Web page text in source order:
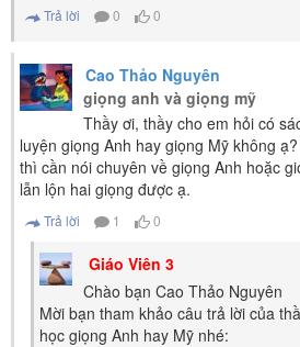
Trả lời 0 0
Cao Thảo Nguyên
giọng anh và giọng mỹ
Thầy ơi, thầy cho em hỏi có
luyện giọng Anh hay giọng Mỹ không
thì cần nói chuyên về giọng Anh hoặc
lẫn lộn hai giọng được ạ.
Trả lời 1 0
Giáo Viên 3
Chào bạn Cao Thảo Nguyên
Mời bạn tham khảo câu trả lời của
học giọng Anh hay Mỹ nhé: